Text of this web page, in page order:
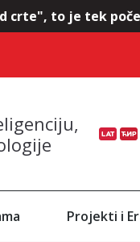
crte", to je tek
Projekti i